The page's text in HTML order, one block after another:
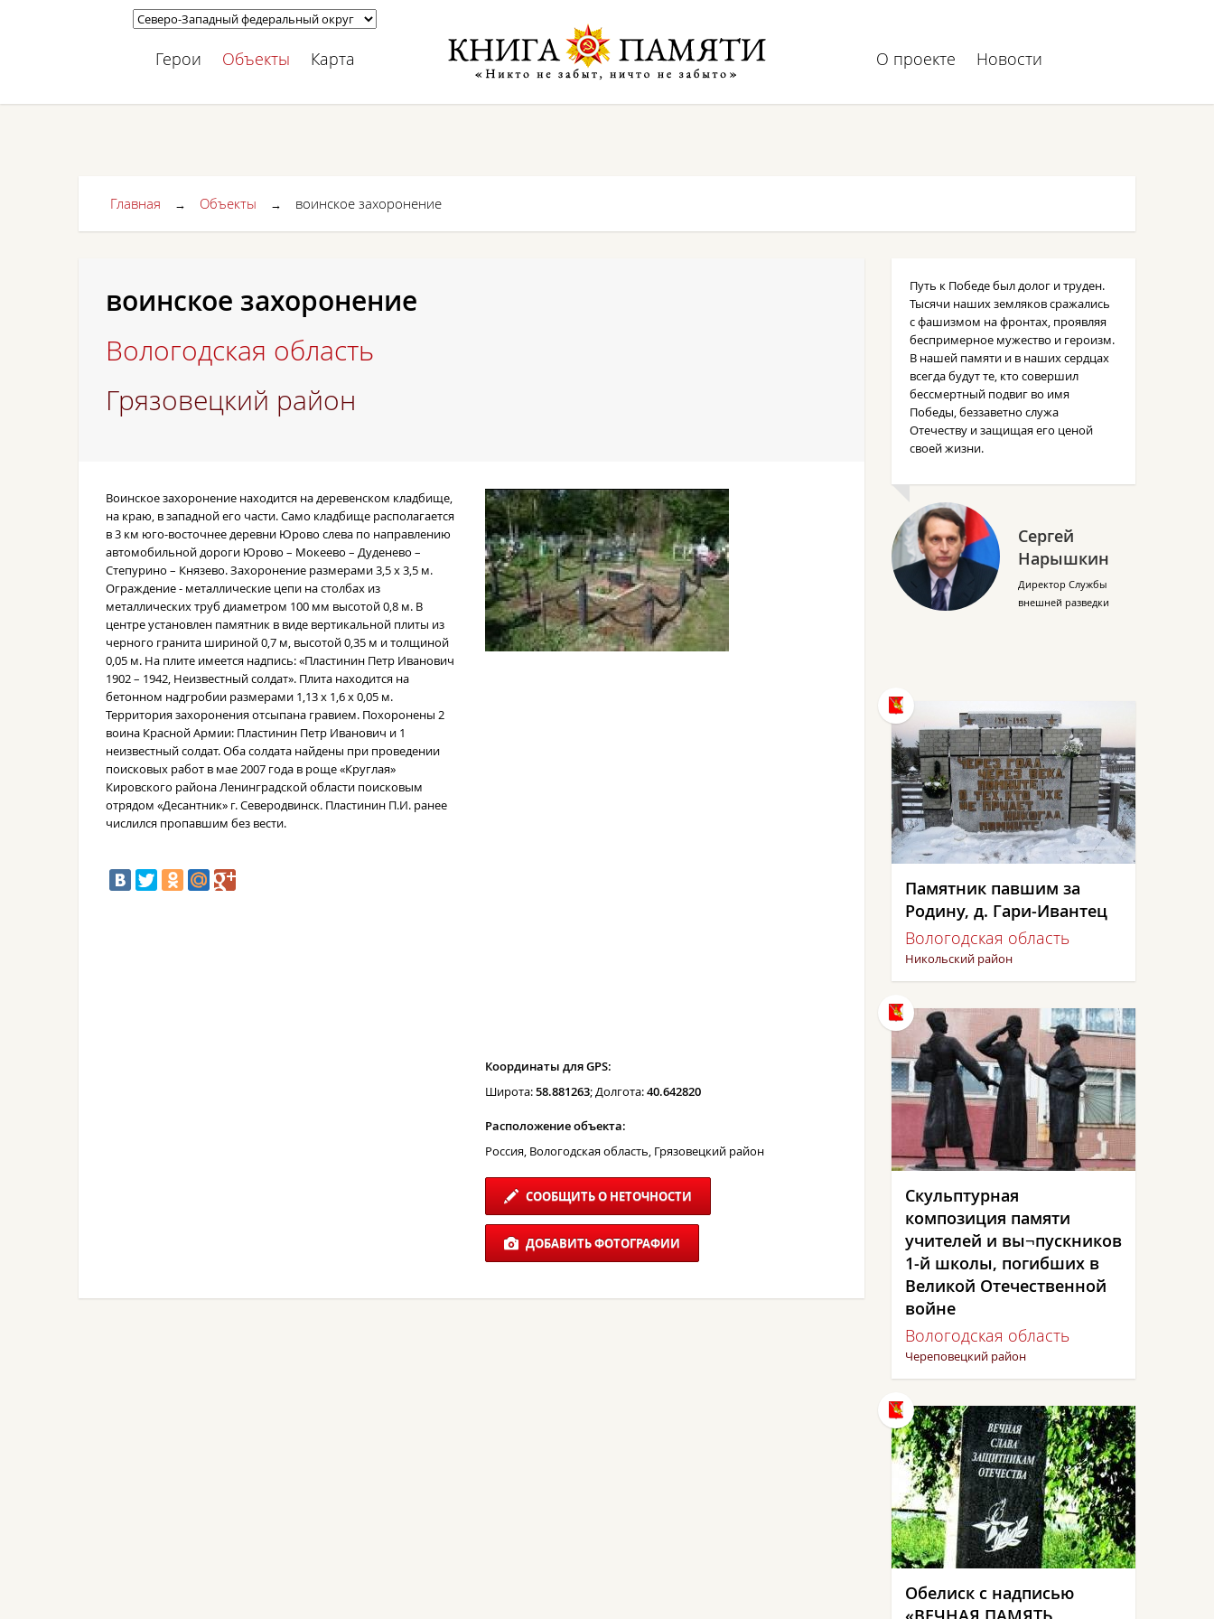
Герои Объекты Карта О проекте Новости
Главная → Объекты → воинское захоронение
воинское захоронение
Вологодская область
Грязовецкий район
Воинское захоронение находится на деревенском кладбище,
на краю, в западной его части. Само кладбище располагается
в 3 км юго-восточнее деревни Юрово слева по направлению
автомобильной дороги Юрово – Мокеево – Дуденево –
Степурино – Князево. Захоронение размерами 3,5 х 3,5 м.
Ограждение - металлические цепи на столбах из
металлических труб диаметром 100 мм высотой 0,8 м. В
центре установлен памятник в виде вертикальной плиты из
черного гранита шириной 0,7 м, высотой 0,35 м и толщиной
0,05 м. На плите имеется надпись: «Пластинин Петр Иванович
1902 – 1942, Неизвестный солдат». Плита находится на
бетонном надгробии размерами 1,13 х 1,6 х 0,05 м.
Территория захоронения отсыпана гравием. Похоронены 2
воина Красной Армии: Пластинин Петр Иванович и 1
неизвестный солдат. Оба солдата найдены при проведении
поисковых работ в мае 2007 года в роще «Круглая»
Кировского района Ленинградской области поисковым
отрядом «Десантник» г. Северодвинск. Пластинин П.И. ранее
числился пропавшим без вести.
Координаты для GPS:
Широта:58.881263; Долгота:40.642820
Расположение объекта:
Россия, Вологодская область, Грязовецкий район
СООБЩИТЬ О НЕТОЧНОСТИ
ДОБАВИТЬ ФОТОГРАФИИ
Путь к Победе был долог и труден.
Тысячи наших земляков сражались
с фашизмом на фронтах, проявляя
беспримерное мужество и героизм.
В нашей памяти и в наших сердцах
всегда будут те, кто совершил
бессмертный подвиг во имя
Победы, беззаветно служа
Отечеству и защищая его ценой
своей жизни.
Сергей
Нарышкин
Директор Службы
внешней разведки
Памятник павшим за
Родину, д. Гари-Ивантец
Вологодская область
Никольский район
Скульптурная
композиция памяти
учителей и вы¬пускников
1-й школы, погибших в
Великой Отечественной
войне
Вологодская область
Череповецкий район
Обелиск с надписью